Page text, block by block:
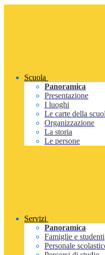
Scuola
Panoramica
Presentazione
I luoghi
Le carte della
Organizzazione
La storia
Le persone
Servizi
Panoramica
Famiglie e studenti
Personale